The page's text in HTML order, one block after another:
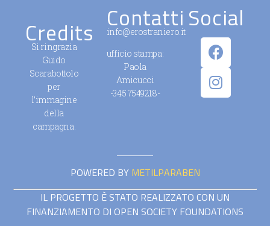
Credits
Si ringrazia
Guido
Scarabottolo
per
l’immagine
della
campagna.
Contatti
info@erostraniero.it
ufficio stampa:
Paola
Amicucci
-345 7549218-
Social
POWERED BY METILPARABEN
IL PROGETTO È STATO REALIZZATO CON UN
FINANZIAMENTO DI OPEN SOCIETY FOUNDATIONS